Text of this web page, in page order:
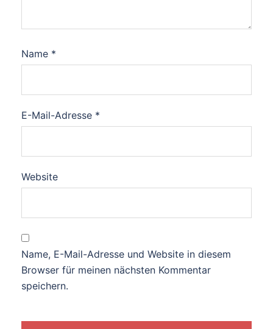
Name *
E-Mail-Adresse *
Website
Name, E-Mail-Adresse und Website in diesem
Browser für meinen nächsten Kommentar
speichern.